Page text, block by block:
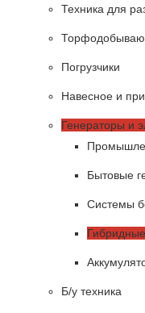
Техника для
Погрузчики
Навесное и
Генераторы и
Бытовые
Системы
Б/у техника